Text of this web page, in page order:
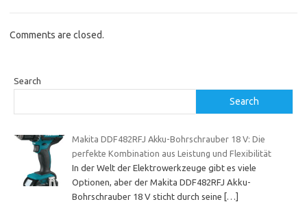
Comments are closed.
Search
Search
Makita DDF482RFJ Akku-Bohrschrauber 18 V: Die
perfekte Kombination aus Leistung und Flexibilität
In der Welt der Elektrowerkzeuge gibt es viele
Optionen, aber der Makita DDF482RFJ Akku-
Bohrschrauber 18 V sticht durch seine
[…]